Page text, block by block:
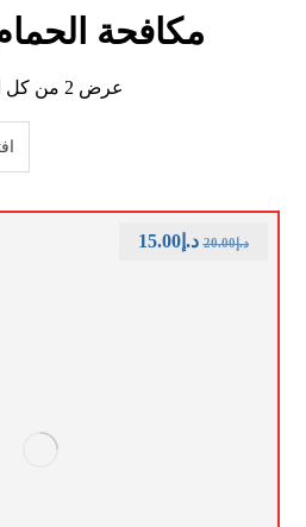
مكافحة
عرض ⁦2⁩ من كل النتائج
د.إ20.00 د.إ15.00